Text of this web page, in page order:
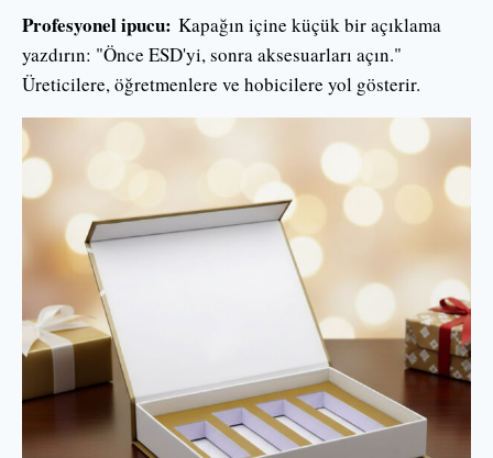
Profesyonel ipucu: Kapağın içine küçük bir açıklama
yazdırın: "Önce ESD'yi, sonra aksesuarları açın."
Üreticilere, öğretmenlere ve hobicilere yol gösterir.